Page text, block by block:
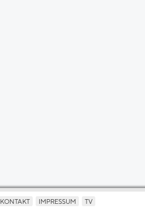
KONTAKT IMPRESSUM TV